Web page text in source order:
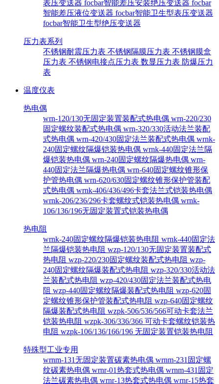
表压变送器 focbar智能差压安装绝压变送器 focbar
智能差压液位变送器 focbar智能卫生型表压变送器
focbar智能卫生型绝压变送器
压力表系列
不锈钢耐震压力表 不锈钢隔膜压力表 不锈钢膜盒
压力表 不锈钢电接点压力表 数显压力表 防爆压力
表
温度仪表
热电偶
wrn-120/130无固定装置装配式热电偶 wrn-220/230
固定螺纹装配式热电偶 wrn-320/330活动法兰装配
式热电偶 wrn-420/430固定法兰装配式热电偶 wrnk-
240固定螺纹隔爆铠装热电偶 wrnk-440固定法兰隔
爆铠装热电偶 wrn-240固定螺纹隔爆热电偶 wrn-
440固定法兰隔爆热电偶 wrn-640固定螺纹锥形保
护管热电偶 wrn-620/630固定螺纹锥形保护管装配
式热电偶 wrnk-406/436/496卡套法兰式铠装热电偶
wrnk-206/236/296卡套螺纹式铠装热电偶 wrnk-
106/136/196无固定装置式铠装热电偶
热电阻
wrnk-240固定螺纹隔爆铠装热电阻 wrnk-440固定法
兰隔爆铠装热电阻 wzp-120/130无固定装置装配式
热电阻 wzp-220/230固定螺纹装配式热电阻 wzp-
240固定螺纹隔爆装配式热电阻 wzp-320/330活动法
兰装配式热电阻 wzp-420/430固定法兰装配式热电
阻 wzp-440固定螺纹隔爆装配式热电阻 wzp-620固
定螺纹锥形保护管装配式热电阻 wzp-640固定螺纹
隔爆装配式热电阻 wzpk-506/536/566可动卡套法兰
铠装热电阻 wzpk-306/336/366 可动卡套螺纹铠装热
电阻 wzpk-106/136/166/196 无固定装置铠装热电阻
特殊型工业专用
wrnm-131无固定装置碳素热电偶 wrnm-231固定螺
纹碳素热电偶 wrnr-01热套式热电偶 wrnm-431固定
法兰碳素热电偶 wrnr-13热套式热电偶 wrnr-15热套